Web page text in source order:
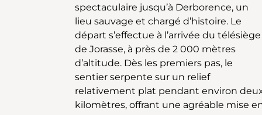
spectaculaire jusqu’à Derborence, un
lieu sauvage et chargé d’histoire. Le
départ s’effectue à l’arrivée du télésiège
de Jorasse, à près de 2 000 mètres
d’altitude. Dès les premiers pas, le
sentier serpente sur un relief
relativement plat pendant environ
kilomètres, offrant une agréable mise
pour un pique-nique et un moment de
contemplation silencieuse. Autour de
vous s’élèvent des géants de pierre : la
Dent de Chamosentze, silhouette
acérée rendue célèbre par le film La peur
dans la montagne de Charles-Ferdinand
Ramuz, y incarne la montagne
Plus au nord, la Tête de Veillon et